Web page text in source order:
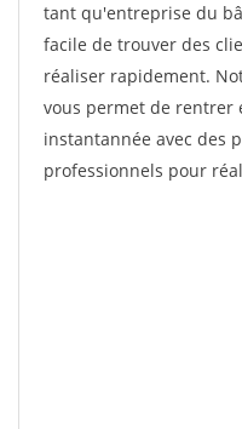
tant qu'entreprise du
facile de trouver des
réaliser rapidement.
vous permet de rentrer
instantannée avec des
professionnels pour